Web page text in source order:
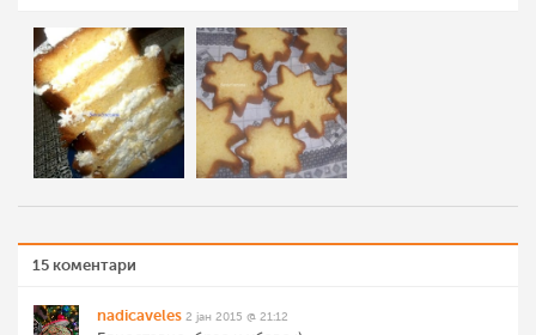
15 коментари
nadicaveles 2 јан 2015 @ 21:12